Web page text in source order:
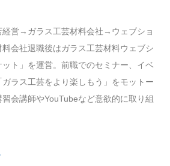
営→ガラス工芸材料会社→ウェブショ
会社退職後はガラス工芸材料ウェブシ
ト」を運営。前職でのセミナー、イベ
ラス工芸をより楽しもう」をモットー
会講師やYouTubeなど意欲的に取り組